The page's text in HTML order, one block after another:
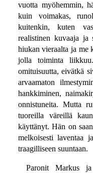
vuotta myöhemmin,
kuin voimakas,
kuitenkin, kuten
realistinen kuvaaja ja
hiukan vieraalta ja me
jolla toiminta
omituisuutta, eivätkä
arvaamaton
hankkiminen,
onnistuneita. Mutta
tuoreilla väreillä
käyttänyt. Hän on
melkoisesti laventaa
traagilliseen suuntaan.
Paronit Markus